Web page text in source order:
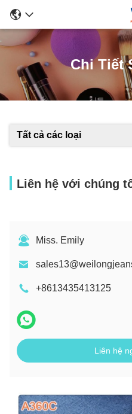
Chi Tiết
Tất cả các loại
Liên hệ với chúng
Miss. Emily
+8613435413125
Liên hệ